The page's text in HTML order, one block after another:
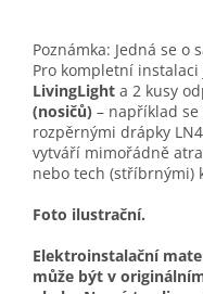
Poznámka: Jedná se o
Pro kompletní
LivingLight a 2 kusy
(nosičů) – například
rozpěrnými drápky
vytváří mimořádně
nebo tech (stříbrnými)
Foto ilustrační.
Elektroinstalační
může být v